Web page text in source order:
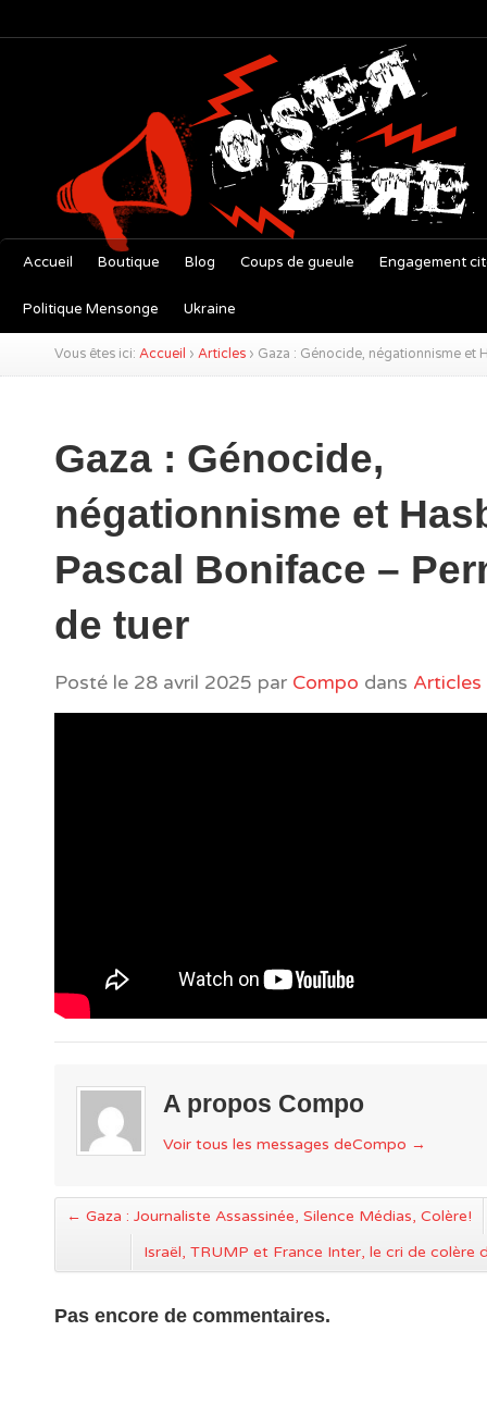
Accueil Boutique Blog Coups de gueule Engagement
Politique Mensonge Ukraine
Vous êtes ici: Accueil › Articles › Gaza : Génocide, négationnisme et
Gaza : Génocide,
négationnisme et
Pascal Boniface –
de tuer
Posté le 28 avril 2025 par Compo dans Articles
A propos Compo
Voir tous les messages deCompo →
← Gaza : Journaliste Assassinée, Silence Médias, Colère!
Israël, TRUMP et France Inter, le cri de colère
Pas encore de commentaires.